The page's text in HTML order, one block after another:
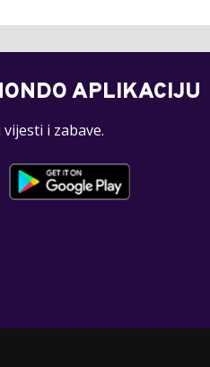
APLIKACIJU
i zabave.